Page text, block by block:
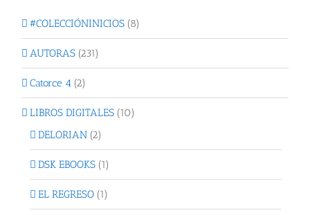
#COLECCIÓNINICIOS (8)
AUTORAS (231)
Catorce 4 (2)
LIBROS DIGITALES (10)
DELORIAN (2)
DSK EBOOKS (1)
EL REGRESO (1)